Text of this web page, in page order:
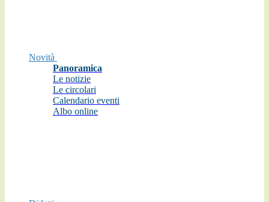
Novità
Panoramica
Le notizie
Le circolari
Calendario eventi
Albo online